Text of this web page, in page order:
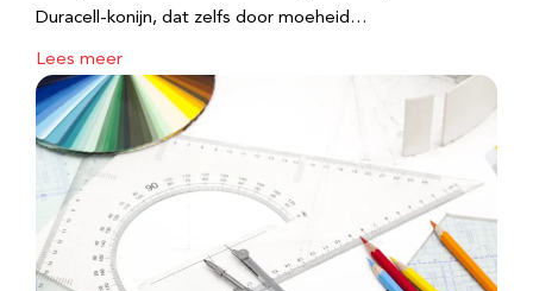
Duracell-konijn, dat zelfs door moeheid…
Lees meer